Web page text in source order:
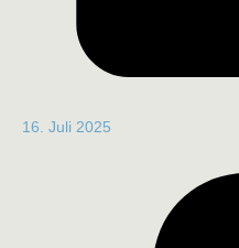
16. Juli 2025